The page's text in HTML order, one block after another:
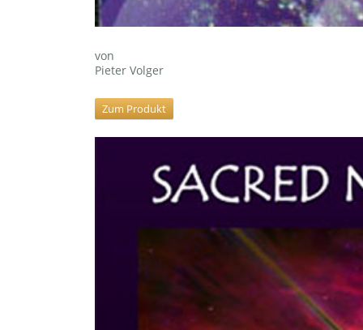
von
Pieter Volger
Zum Produkt